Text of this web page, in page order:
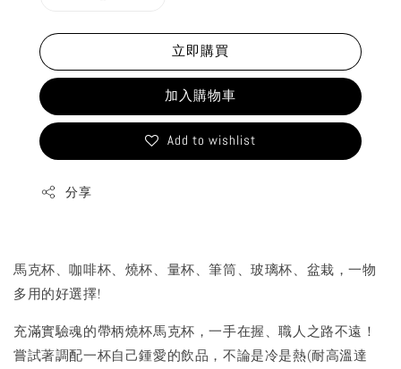
立即購買
加入購物車
Add to wishlist
分享
馬克杯、咖啡杯、燒杯、量杯、筆筒、玻璃杯、盆栽，一物
多用的好選擇!
充滿實驗魂的帶柄燒杯馬克杯，一手在握、職人之路不遠！
嘗試著調配一杯自己鍾愛的飲品，不論是冷是熱(耐高溫達